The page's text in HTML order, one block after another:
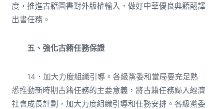
度，推進古籍圖書對外版權輸入，做好中華優良典籍翻譯
出書任務。
五、強化古籍任務保證
14．加大力度組織引導。各級黨委和當局要充足熟
悉推動新時期古籍任務的主要意義，將古籍任務歸入經濟
社會成長計劃，加大力度組織引導和任務安排。各級黨委